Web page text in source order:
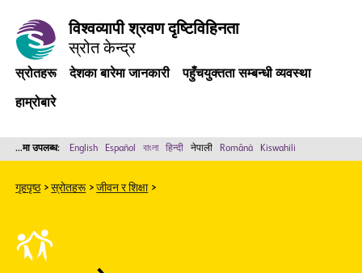
विश्वव्यापी श्रवण दृष्टिविहिनता
स्रोत केन्द्र
स्रोतहरू देशका बारेमा जानकारी पहुँचयुक्तता सम्बन्धी व्यवस्था
हाम्रोबारे
...मा उपलब्ध: English Español বাংলা हिन्दी नेपाली Română Kiswahili
गृहपृष्ठ स्रोतहरू जीवन र शिक्षा